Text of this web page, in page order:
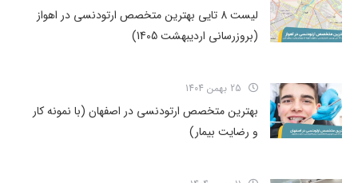
لیست 8 تایی بهترین متخصص ارتودنسی در اهواز
(بروزرسانی اردیبهشت 1405)
بهترین متخصص ارتودنسی در اصفهان (با نمونه کار
و رضایت بیمار)